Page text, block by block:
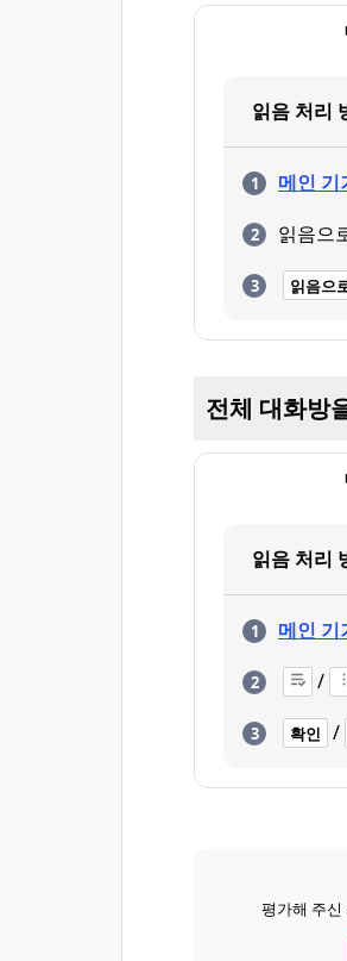
읽음 처리
메인 기
읽음으
읽음으
전체 대화방
읽음 처리
메인 기
/
확인 /
평가해 주신